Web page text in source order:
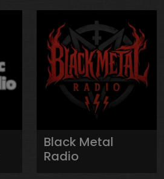
Black Metal
Radio